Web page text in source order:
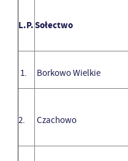
L.P.Sołectwo
1. Borkowo Wielkie
2. Czachowo